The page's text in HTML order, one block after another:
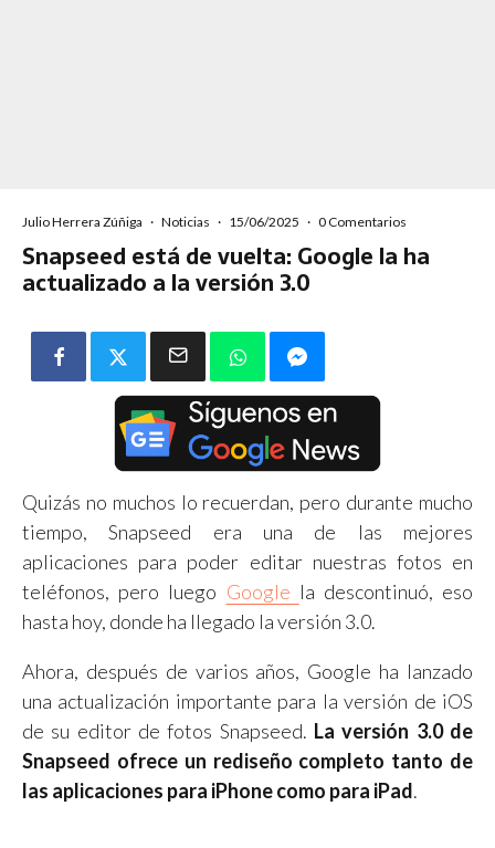
Julio Herrera Zúñiga · Noticias · 15/06/2025 · 0 Comentarios
Snapseed está de vuelta: Google la ha
actualizado a la versión 3.0
Quizás no muchos lo recuerdan, pero durante mucho
tiempo, Snapseed era una de las mejores
aplicaciones para poder editar nuestras fotos en
teléfonos, pero luego Google la descontinuó, eso
hasta hoy, donde ha llegado la versión 3.0.
Ahora, después de varios años, Google ha lanzado
una actualización importante para la versión de iOS
de su editor de fotos Snapseed. La versión 3.0 de
Snapseed ofrece un rediseño completo tanto de
las aplicaciones para iPhone como para iPad.